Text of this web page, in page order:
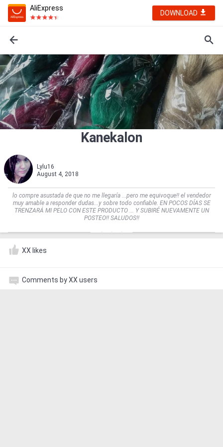
AliExpress
DOWNLOAD
Kanekalon
Lylu16
August 4, 2018
lo compre asustada de que no me llegaría ...pero me equivoque!! el vendedor
muy amable a responder dudas...y sobre todo confiable. EN POCOS DÍAS SE
TRENZARÁ MI PELO CON ESTE PRODUCTO ... Y SUBIRÉ NUEVAMENTE UN
POSTEO!! SALUDOS!!
XX likes
Comments by XX users